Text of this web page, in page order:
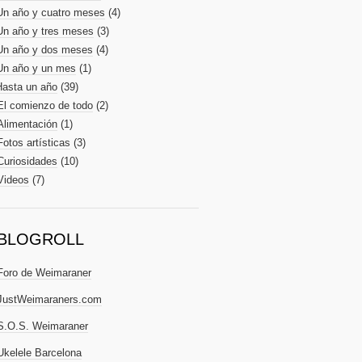
año y cuatro meses (4)
año y tres meses (3)
año y dos meses (4)
año y un mes (1)
un año (39)
comienzo de todo (2)
(1)
artísticas (3)
(10)
(7)
de Weimaraner
Weimaraner
Barcelona